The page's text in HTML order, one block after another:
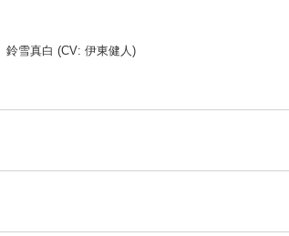
鈴雪真白 (CV: 伊東健人)